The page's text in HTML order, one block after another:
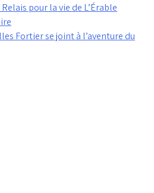
pour la vie de L’Érable
Fortier se joint à l’aventure du